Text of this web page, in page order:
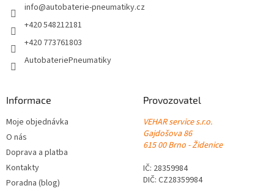
info@autobaterie-pneumatiky.cz
+420 548212181
+420 773761803
AutobateriePneumatiky
Informace
Moje objednávka
O nás
Doprava a platba
Kontakty
Poradna (blog)
Provozovatel
VEHAR service s.r.o.
Gajdošova 86
615 00 Brno - Židenice
IČ: 28359984
DIČ: CZ28359984